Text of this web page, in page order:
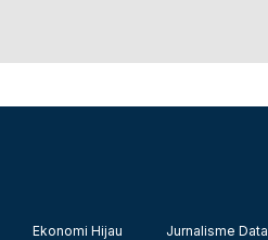
Ekonomi Hijau
Jurnalisme Data